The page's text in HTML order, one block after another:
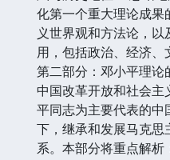
化第一个重大理论成果
义世界观和方法论，
用，包括政治、经济、
第二部分：邓小平理论
中国改革开放和社会
平同志为主要代表的
下，继承和发展马克
系。本部分将重点解